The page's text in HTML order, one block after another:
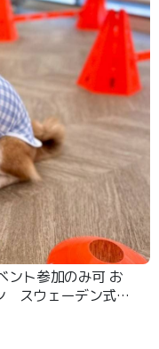
ント参加のみ可 お
スウェーデン式マ